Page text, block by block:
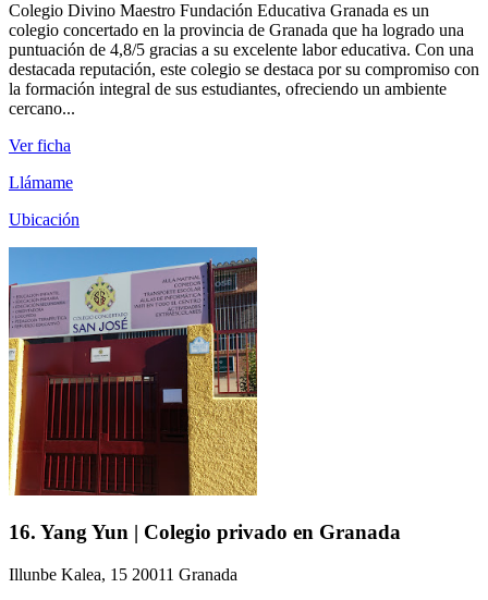
Colegio Divino Maestro Fundación Educativa Granada es un
colegio concertado en la provincia de Granada que ha logrado una
puntuación de 4,8/5 gracias a su excelente labor educativa. Con una
destacada reputación, este colegio se destaca por su compromiso con
la formación integral de sus estudiantes, ofreciendo un ambiente
cercano...
Ver ficha
Llámame
Ubicación
16. Yang Yun | Colegio privado en Granada
Illunbe Kalea, 15 20011 Granada